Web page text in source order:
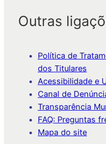
Outras
Política de
dos Titulares
Acessibilidade e
Canal de
Transparência
FAQ: Preguntas
Mapa do site